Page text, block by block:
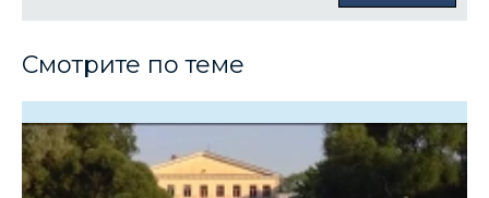
Смотрите по теме